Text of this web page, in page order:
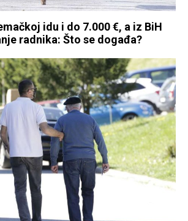
idu i do 7.000 €, a iz BiH
radnika: Što se događa?